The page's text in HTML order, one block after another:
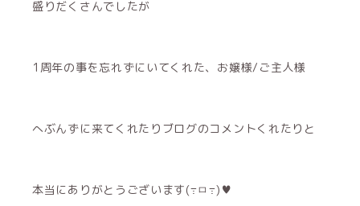
盛りだくさんでしたが
1周年の事を忘れずにいてくれた、お嬢様/ご主人様
へぶんずに来てくれたりブログのコメントくれたりと
本当にありがとうございます(߹ㅁ߹)♥︎